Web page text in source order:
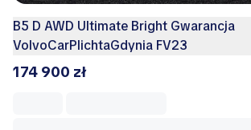
B5 D AWD Ultimate Bright Gwarancja
VolvoCarPlichtaGdynia FV23
174 900 zł